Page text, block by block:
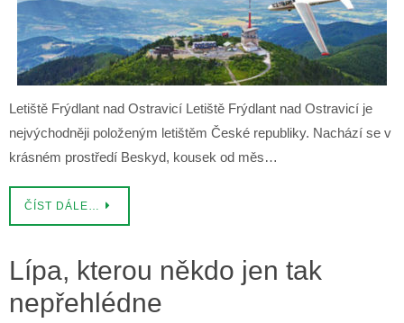
Letiště Frýdlant nad Ostravicí Letiště Frýdlant nad Ostravicí je
nejvýchodněji položeným letištěm České republiky. Nachází se v
krásném prostředí Beskyd, kousek od měs…
ČÍST DÁLE…
Lípa, kterou někdo jen tak
nepřehlédne